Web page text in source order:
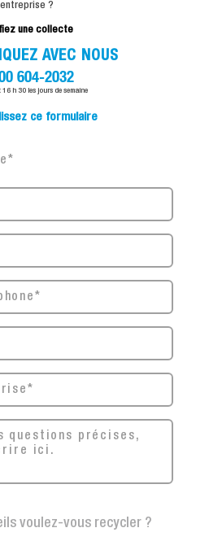
entreprise ?
une collecte
AVEC NOUS
604-2032
16 h 30 les jours de semaine
ce formulaire
voulez-vous recycler ?